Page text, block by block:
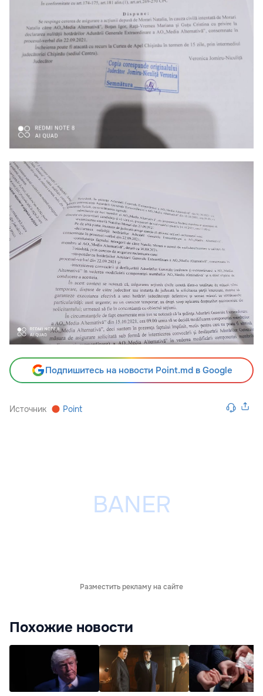
Подпишитесь на новости Point.md в Google
Источник Point
Разместить рекламу на сайте
Похожие новости